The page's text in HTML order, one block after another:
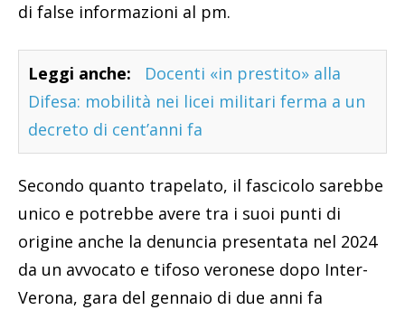
di false informazioni al pm.
Leggi anche:
Docenti «in prestito» alla
Difesa: mobilità nei licei militari ferma a un
decreto di cent’anni fa
Secondo quanto trapelato, il fascicolo sarebbe
unico e potrebbe avere tra i suoi punti di
origine anche la denuncia presentata nel 2024
da un avvocato e tifoso veronese dopo Inter-
Verona, gara del gennaio di due anni fa